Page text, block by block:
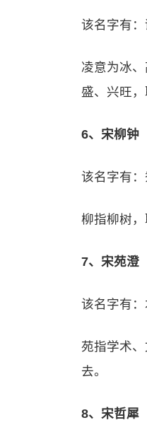
该名字有
凌意为冰
盛、兴旺
6、宋柳钟
该名字有
柳指柳树
7、宋苑澄
该名字有
苑指学术
去。
8、宋哲犀